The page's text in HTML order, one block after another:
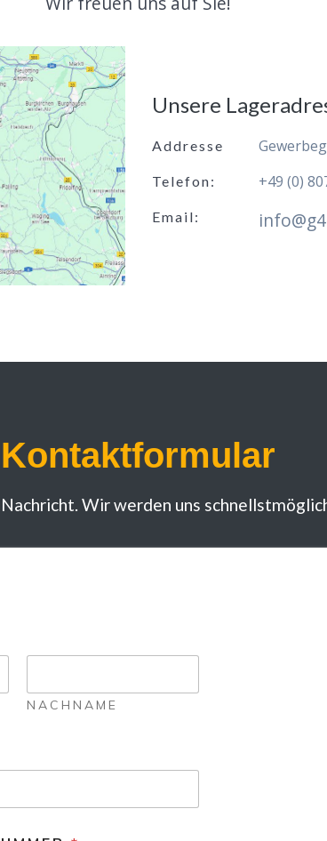
Unsere
Addresse
Telefon: +49 (0)
Email: i
Kontaktformular
Wir werden uns
NACHNAME